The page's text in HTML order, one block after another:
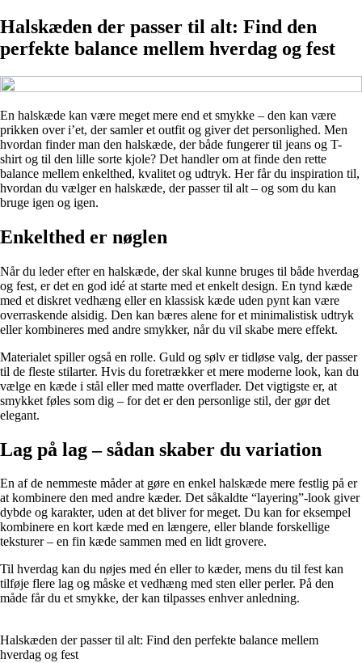
Halskæden der passer til alt: Find den
perfekte balance mellem hverdag og fest
En halskæde kan være meget mere end et smykke – den kan være
prikken over i’et, der samler et outfit og giver det personlighed. Men
hvordan finder man den halskæde, der både fungerer til jeans og T-
shirt og til den lille sorte kjole? Det handler om at finde den rette
balance mellem enkelthed, kvalitet og udtryk. Her får du inspiration til,
hvordan du vælger en halskæde, der passer til alt – og som du kan
bruge igen og igen.
Enkelthed er nøglen
Når du leder efter en halskæde, der skal kunne bruges til både hverdag
og fest, er det en god idé at starte med et enkelt design. En tynd kæde
med et diskret vedhæng eller en klassisk kæde uden pynt kan være
overraskende alsidig. Den kan bæres alene for et minimalistisk udtryk
eller kombineres med andre smykker, når du vil skabe mere effekt.
Materialet spiller også en rolle. Guld og sølv er tidløse valg, der passer
til de fleste stilarter. Hvis du foretrækker et mere moderne look, kan du
vælge en kæde i stål eller med matte overflader. Det vigtigste er, at
smykket føles som dig – for det er den personlige stil, der gør det
elegant.
Lag på lag – sådan skaber du variation
En af de nemmeste måder at gøre en enkel halskæde mere festlig på er
at kombinere den med andre kæder. Det såkaldte “layering”-look giver
dybde og karakter, uden at det bliver for meget. Du kan for eksempel
kombinere en kort kæde med en længere, eller blande forskellige
teksturer – en fin kæde sammen med en lidt grovere.
Til hverdag kan du nøjes med én eller to kæder, mens du til fest kan
tilføje flere lag og måske et vedhæng med sten eller perler. På den
måde får du et smykke, der kan tilpasses enhver anledning.
Halskæden der passer til alt: Find den perfekte balance mellem
hverdag og fest